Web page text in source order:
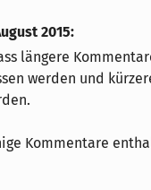
2015:
längere
werden und
Kommentare